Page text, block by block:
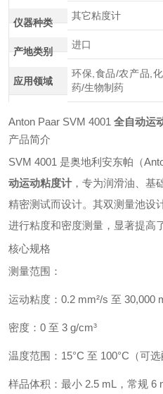
仪器种类
其它粘度计
产地类别
进口
应用领域
环保,食品/农产品,
药/生物制药
Anton Paar SVM 4001 全自动运
产品简介
SVM 4001 是奥地利安东帕（
动运动粘度计 ，专为润滑油、基
精密测试而设计。其双测量池设
进行粘度和密度测量，显著提高
核心规格
测量范围：
运动粘度：0.2 mm²/s 至 30,000
密度：0 至 3 g/cm³
温度范围：15°C 至 100°C（可选
样品体积：最小 2.5 mL，常规 6